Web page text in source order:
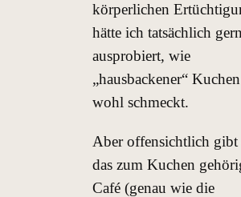
körperlichen
hätte ich tatsächlich gern
ausprobiert, wie
„hausbackener“ Kuchen
wohl schmeckt.
Aber offensichtlich gibt
das zum Kuchen
Café (genau wie die